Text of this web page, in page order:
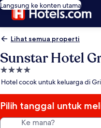
Langsung ke konten utama
Lihat semua properti
Sunstar Hotel
Properti
bintang
Hotel cocok untuk keluarga di
Pilih tanggal untuk
Ke mana?